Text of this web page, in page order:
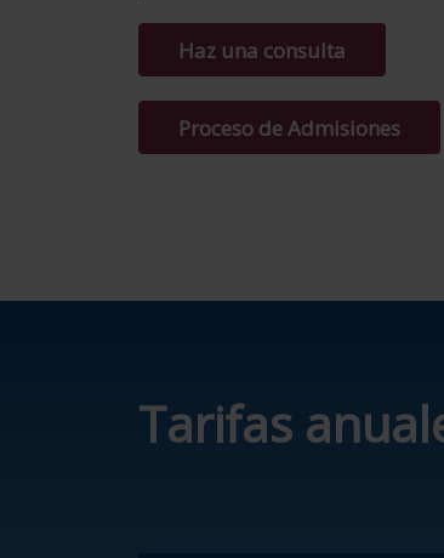
Haz una consulta
Proceso de Admisiones
Tarifas